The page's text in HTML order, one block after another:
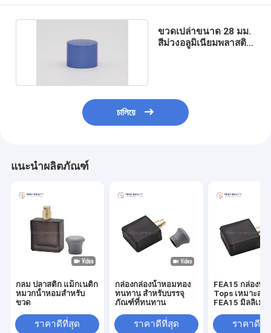
ขวดเปล่าขนาด 28 มม.
สีม่วงอลูมิเนียมพลาสติก
চালিয়ে
แนะนำผลิตภัณฑ์
กลม ปลาสติก แม็กเนติก
หมวกน้ําหอมสําหรับ
ขวด
ราคาดีที่สุด
กล่องกล่องน้ําหอมทอง
ทนทาน สําหรับบรรจุ
ภัณฑ์ที่ทนทาน
ราคาดีที่สุด
FEA15 กล่องน้ํ
Tops เหมาะสม
FEA15 มิลลิเมต
ราคาดีที่